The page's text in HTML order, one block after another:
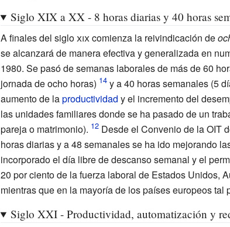
Siglo XIX a XX - 8 horas diarias y 40 horas
A finales del sigloxix comienza la reivindicación de
se alcanzará de manera efectiva y generalizada en
1980. Se pasó de semanas laborales de más de 60
jornada de ocho horas)
y a 40 horas semanales (5
aumento de laproductividad y el incremento del
las unidades familiares donde se ha pasado de un
pareja o matrimonio).
Desde el Convenio de la OIT
horas diarias y a 48 semanales se ha ido mejorando
incorporado el día libre de descanso semanal y el
20 por ciento de la fuerza laboral de Estados Unidos,
mientras que en la mayoría de los países europeos
Siglo XXI - Productividad, automatización y